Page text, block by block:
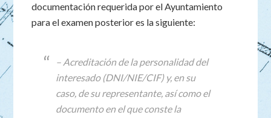
documentación requerida por el Ayuntamiento
para el examen posterior es la siguiente:
– Acreditación de la personalidad del
interesado (DNI/NIE/CIF) y, en su
caso, de su representante, así como el
documento en el que conste la